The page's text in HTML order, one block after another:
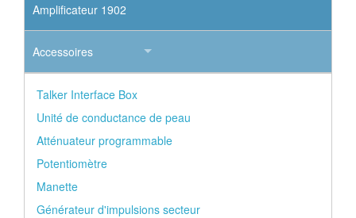
Amplificateur 1902
Accessoires
Talker Interface Box
Unité de conductance de peau
Atténuateur programmable
Potentiomètre
Manette
Générateur d'impulsions secteur